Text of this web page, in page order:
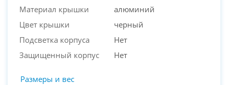
Материал крышки
алюминий
Цвет крышки
черный
Подсветка корпуса
Нет
Защищенный корпус
Нет
Размеры и вес